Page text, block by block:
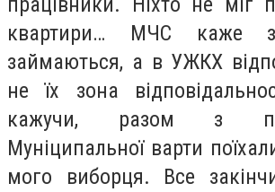
квартири… МЧС каже
займаються, а в УЖКХ
не їх зона
кажучи, разом з
Муніципальної варти
мого виборця. Все